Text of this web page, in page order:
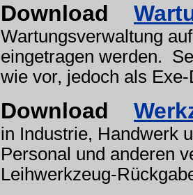
Download
Wartungsverwaltung
eingetragen werden.
wie vor, jedoch als
Download
in Industrie, Handwerk
Personal und anderen
Leihwerkzeug-